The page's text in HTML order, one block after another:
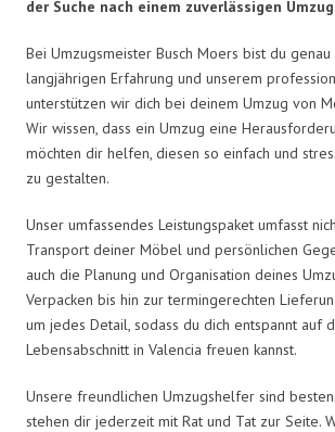
der Suche nach einem zuverlässigen
Bei Umzugsmeister Busch Moers bist du
langjährigen Erfahrung und unserem
unterstützen wir dich bei deinem Umzug von
Wir wissen, dass ein Umzug eine
möchten dir helfen, diesen so einfach und
zu gestalten.
Unser umfassendes Leistungspaket umfasst
Transport deiner Möbel und persönlichen
auch die Planung und Organisation deines
Verpacken bis hin zur termingerechten
um jedes Detail, sodass du dich entspannt auf
Lebensabschnitt in Valencia freuen kannst.
Unsere freundlichen Umzugshelfer sind
stehen dir jederzeit mit Rat und Tat zur Seite.